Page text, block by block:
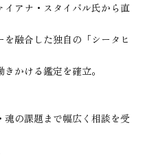
イアナ・スタイバル氏から直
融合した独自の「シータヒ
かける鑑定を確立。
の課題まで幅広く相談を受